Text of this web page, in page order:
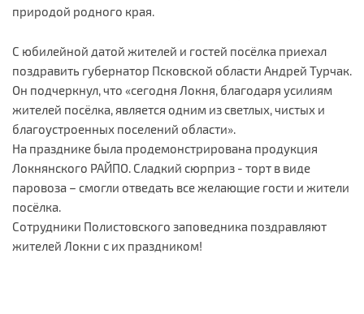
природой родного края.
С юбилейной датой жителей и гостей посёлка приехал
поздравить губернатор Псковской области Андрей Турчак.
Он подчеркнул, что «сегодня Локня, благодаря усилиям
жителей посёлка, является одним из светлых, чистых и
благоустроенных поселений области».
На празднике была продемонстрирована продукция
Локнянского РАЙПО. Сладкий сюрприз - торт в виде
паровоза – смогли отведать все желающие гости и жители
посёлка.
Сотрудники Полистовского заповедника поздравляют
жителей Локни с их праздником!